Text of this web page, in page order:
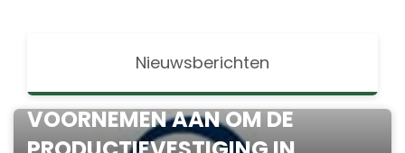
Nieuwsberichten
TESSENDERLO GROUP- KONDIGT
VOORNEMEN AAN OM DE